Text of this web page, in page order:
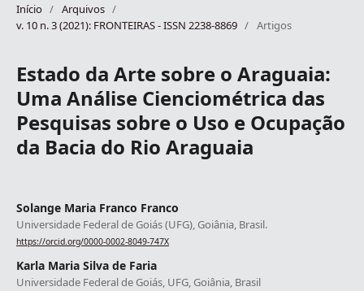
Início / Arquivos /
v. 10 n. 3 (2021): FRONTEIRAS - ISSN 2238-8869 / Artigos
Estado da Arte sobre o Araguaia:
Uma Análise Cienciométrica das
Pesquisas sobre o Uso e Ocupação
da Bacia do Rio Araguaia
Solange Maria Franco Franco
Universidade Federal de Goiás (UFG), Goiânia, Brasil.
https://orcid.org/0000-0002-8049-747X
Karla Maria Silva de Faria
Universidade Federal de Goiás, UFG, Goiânia, Brasil